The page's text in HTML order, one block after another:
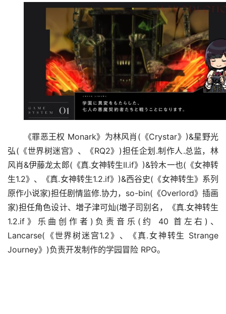
《罪恶王权 Monark》为林风肖(《Crystar》)&星野光
弘(《世界树迷宫》、《RQ2》)担任企划.制作人.总监，林
风肖&伊藤龙太郎(《真.女神转生II.if》)&铃木一也(《女神转
生1.2》、《真.女神转生1.2.if》)&西谷史(《女神转生》系列
原作小说家)担任剧情监修.协力，so-bin(《Overlord》插画
家)担任角色设计、増子津可灿(増子司别名，《真.女神转生
1.2.if》乐曲创作者)负责音乐(约 40 首左右)、
Lancarse(《世界树迷宫1.2》、《真.女神转生 Strange
Journey》)负责开发制作的学园冒险 RPG。